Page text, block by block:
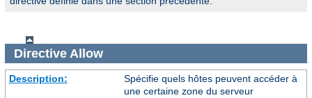
Directive Allow
Description:
Spécifie quels hôtes peuvent accéder à
une certaine zone du serveur